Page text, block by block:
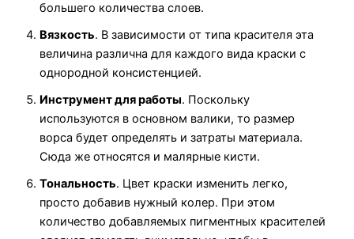
большего количества слоев.
Вязкость. В зависимости от типа красителя эта
величина различна для каждого вида краски с
однородной консистенцией.
Инструмент для работы. Поскольку
используются в основном валики, то размер
ворса будет определять и затраты материала.
Сюда же относятся и малярные кисти.
Тональность. Цвет краски изменить легко,
просто добавив нужный колер. При этом
количество добавляемых пигментных красителей